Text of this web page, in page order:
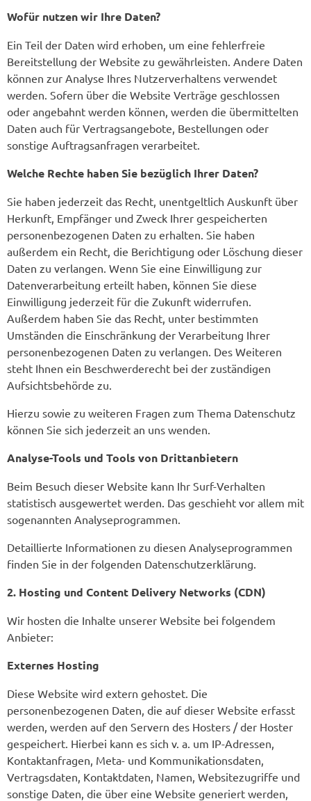
Wofür nutzen wir Ihre Daten?
Ein Teil der Daten wird erhoben, um eine fehlerfreie
Bereitstellung der Website zu gewährleisten. Andere Daten
können zur Analyse Ihres Nutzerverhaltens verwendet
werden. Sofern über die Website Verträge geschlossen
oder angebahnt werden können, werden die übermittelten
Daten auch für Vertragsangebote, Bestellungen oder
sonstige Auftragsanfragen verarbeitet.
Welche Rechte haben Sie bezüglich Ihrer Daten?
Sie haben jederzeit das Recht, unentgeltlich Auskunft über
Herkunft, Empfänger und Zweck Ihrer gespeicherten
personenbezogenen Daten zu erhalten. Sie haben
außerdem ein Recht, die Berichtigung oder Löschung dieser
Daten zu verlangen. Wenn Sie eine Einwilligung zur
Datenverarbeitung erteilt haben, können Sie diese
Einwilligung jederzeit für die Zukunft widerrufen.
Außerdem haben Sie das Recht, unter bestimmten
Umständen die Einschränkung der Verarbeitung Ihrer
personenbezogenen Daten zu verlangen. Des Weiteren
steht Ihnen ein Beschwerderecht bei der zuständigen
Aufsichtsbehörde zu.
Hierzu sowie zu weiteren Fragen zum Thema Datenschutz
können Sie sich jederzeit an uns wenden.
Analyse-Tools und Tools von Dritt­anbietern
Beim Besuch dieser Website kann Ihr Surf-Verhalten
statistisch ausgewertet werden. Das geschieht vor allem mit
sogenannten Analyseprogrammen.
Detaillierte Informationen zu diesen Analyseprogrammen
finden Sie in der folgenden Datenschutzerklärung.
2. Hosting und Content Delivery Networks (CDN)
Wir hosten die Inhalte unserer Website bei folgendem
Anbieter:
Externes Hosting
Diese Website wird extern gehostet. Die
personenbezogenen Daten, die auf dieser Website erfasst
werden, werden auf den Servern des Hosters / der Hoster
gespeichert. Hierbei kann es sich v. a. um IP-Adressen,
Kontaktanfragen, Meta- und Kommunikationsdaten,
Vertragsdaten, Kontaktdaten, Namen, Websitezugriffe und
sonstige Daten, die über eine Website generiert werden,